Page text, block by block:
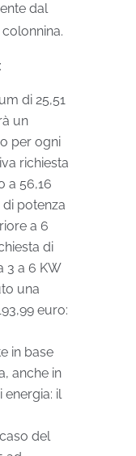
dal
di 25,51
un
per ogni
richiesta
a 56,16
potenza
a 6
di
3 a 6 KW
una
euro:
in base
anche in
energia: il
del